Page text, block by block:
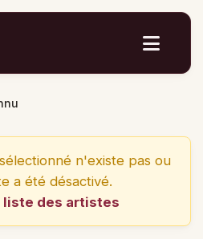
n'existe pas ou
a été désactivé.
liste des artistes